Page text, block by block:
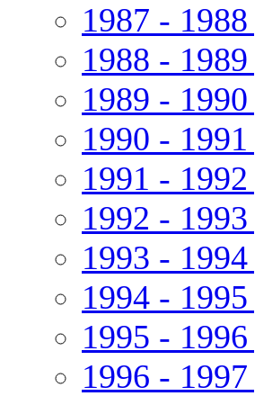
1987 -
1988 -
1989 -
1990 -
1991 -
1992 -
1993 -
1994 -
1995 -
1996 -